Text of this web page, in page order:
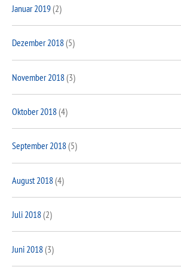
Januar 2019(2)
Dezember 2018(5)
November 2018(3)
Oktober 2018(4)
September 2018(5)
August 2018(4)
Juli 2018(2)
Juni 2018(3)